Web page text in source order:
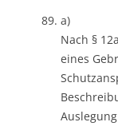
a)
Nach §
eines